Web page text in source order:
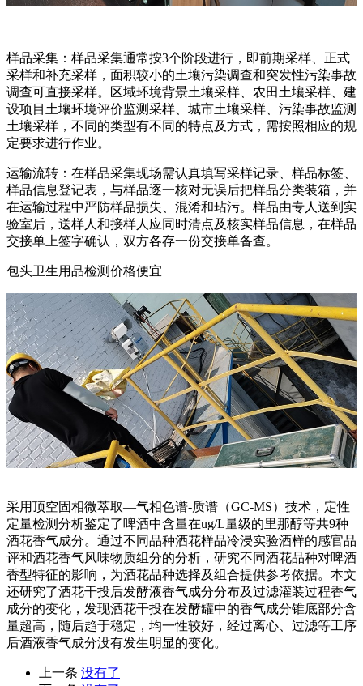
样品采集：样品采集通常按3个阶段进行，即前期采样、正式
采样和补充采样，面积较小的土壤污染调查和突发性污染事故
调查可直接采样。区域环境背景土壤采样、农田土壤采样、建
设项目土壤环境评价监测采样、城市土壤采样、污染事故监测
土壤采样，不同的类型有不同的特点及方式，需按照相应的规
定要求进行作业。
运输流转：在样品采集现场需认真填写采样记录、样品标签、
样品信息登记表，与样品逐一核对无误后把样品分类装箱，并
在运输过程中严防样品损失、混淆和玷污。样品由专人送到实
验室后，送样人和接样人应同时清点及核实样品信息，在样品
交接单上签字确认，双方各存一份交接单备查。
包头卫生用品检测价格便宜
采用顶空固相微萃取—气相色谱-质谱（GC-MS）技术，定性
定量检测分析鉴定了啤酒中含量在ug/L量级的里那醇等共9种
酒花香气成分。通过不同品种酒花样品冷浸实验酒样的感官品
评和酒花香气风味物质组分的分析，研究不同酒花品种对啤酒
香型特征的影响，为酒花品种选择及组合提供参考依据。本文
还研究了酒花干投后发酵液香气成分分布及过滤灌装过程香气
成分的变化，发现酒花干投在发酵罐中的香气成分锥底部分含
量超高，随后趋于稳定，均一性较好，经过离心、过滤等工序
后酒液香气成分没有发生明显的变化。
上一条 没有了